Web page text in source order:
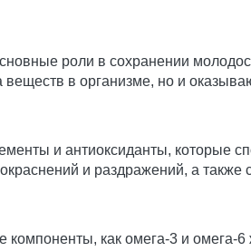
роли в сохранении
веществ в организме, но и
и антиоксиданты, которые
и раздражений, а также
как омега-3 и